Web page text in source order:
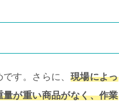
す。さらに、 現場によっ
量が重い商品がなく、作業